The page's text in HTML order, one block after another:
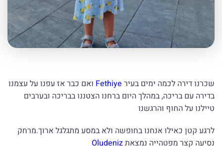
שכרנו דירה לכמה ימים בעיר Fethiye ואם כבר אז עפנו על עצמנו
בדירה עם בריכה, במהלך היום ברחנו הצטננו בבריכה ובערבים
טיילנו על החוף והרגשנו
לרגע קטן כאילו אנחנו בחופשה ולא במסע מתגלגל ארוך.מרחק
נסיעה קצר מפטהייה נמצאתOludeniz